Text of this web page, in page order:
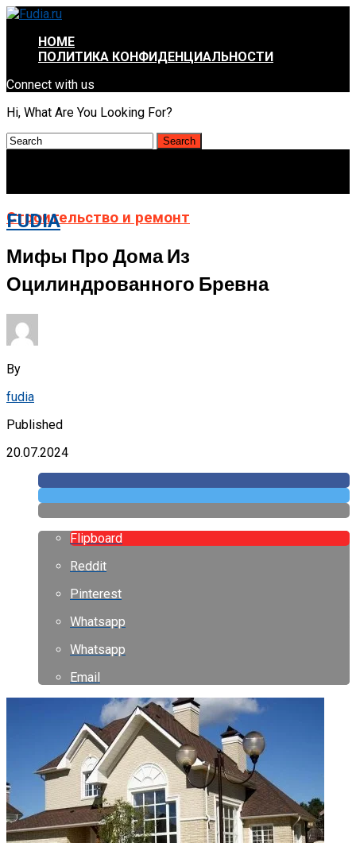
HOME
ПОЛИТИКА КОНФИДЕНЦИАЛЬНОСТИ
Connect with us
Hi, What Are You Looking For?
FUDIA
Строительство и ремонт
Мифы Про Дома Из
Оцилиндрованного Бревна
By
fudia
Published
20.07.2024
Flipboard
Reddit
Pinterest
Whatsapp
Whatsapp
Email